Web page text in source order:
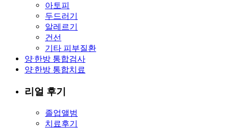
아토피
두드러기
알레르기
건선
기타 피부질환
양·한방 통합검사
양·한방 통합치료
리얼 후기
졸업앨범
치료후기